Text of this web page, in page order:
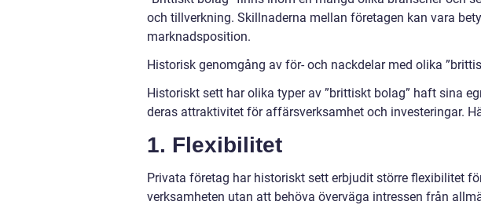
och tillverkning. Skillnaderna mellan företagen kan vara
marknadsposition.
Historisk genomgång av för- och nackdelar med olika
Historiskt sett har olika typer av ”brittiskt bolag” haft sina
deras attraktivitet för affärsverksamhet och investeringar.
1. Flexibilitet
Privata företag har historiskt sett erbjudit större flexibilitet
verksamheten utan att behöva överväga intressen från